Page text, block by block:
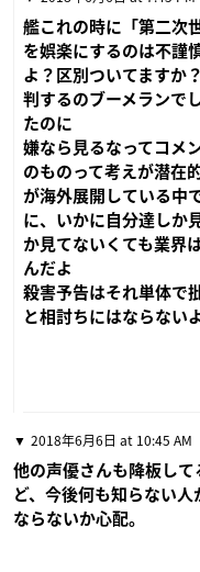
艦これの時に「第二次
を娯楽にするのは不謹
よ？区別ついてますか
判するのブーメランで
たのに
嫌なら見るなってコメ
のものって考えが潜在
が海外展開している中
に、いかに自分達しか
か見てないくても業界
んだよ
殺害予告はそれ単体で
と相討ちにはならない
2018年6月6日 at 10:45 AM
他の声優さんも降板し
ど、今後何も知らない人
ならないか心配。